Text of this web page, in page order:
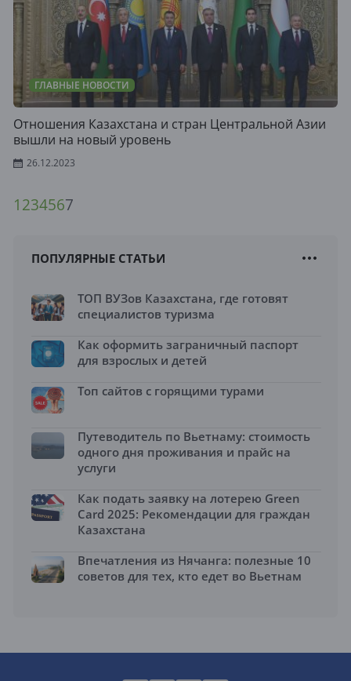
ГЛАВНЫЕ НОВОСТИ
Отношения Казахстана и стран Центральной Азии
вышли на новый уровень
26.12.2023
1234567
ПОПУЛЯРНЫЕ СТАТЬИ
ТОП ВУЗов Казахстана, где готовят
специалистов туризма
Как оформить заграничный паспорт
для взрослых и детей
Топ сайтов с горящими турами
Путеводитель по Вьетнаму: стоимость
одного дня проживания и прайс на
услуги
Как подать заявку на лотерею Green
Card 2025: Рекомендации для граждан
Казахстана
Впечатления из Нячанга: полезные 10
советов для тех, кто едет во Вьетнам